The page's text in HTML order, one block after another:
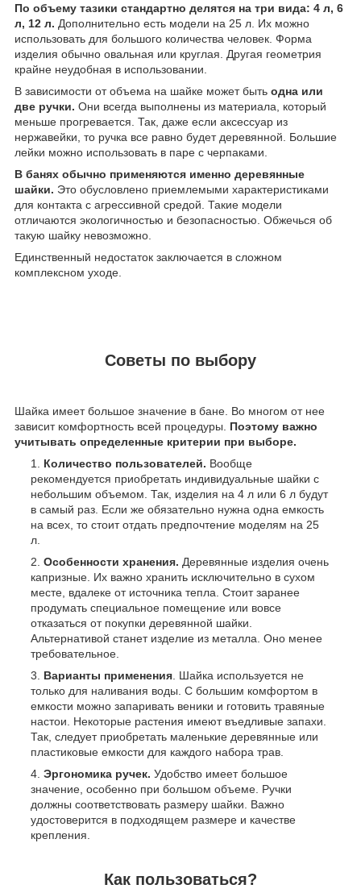
По объему тазики стандартно делятся на три вида: 4 л, 6
л, 12 л. Дополнительно есть модели на 25 л. Их можно
использовать для большого количества человек. Форма
изделия обычно овальная или круглая. Другая геометрия
крайне неудобная в использовании.
В зависимости от объема на шайке может быть одна или
две ручки. Они всегда выполнены из материала, который
меньше прогревается. Так, даже если аксессуар из
нержавейки, то ручка все равно будет деревянной. Большие
лейки можно использовать в паре с черпаками.
В банях обычно применяются именно деревянные
шайки. Это обусловлено приемлемыми характеристиками
для контакта с агрессивной средой. Такие модели
отличаются экологичностью и безопасностью. Обжечься об
такую шайку невозможно.
Единственный недостаток заключается в сложном
комплексном уходе.
Советы по выбору
Шайка имеет большое значение в бане. Во многом от нее
зависит комфортность всей процедуры.
Поэтому важно
учитывать определенные критерии при выборе.
Количество пользователей. Вообще
рекомендуется приобретать индивидуальные шайки с
небольшим объемом. Так, изделия на 4 л или 6 л будут
в самый раз. Если же обязательно нужна одна емкость
на всех, то стоит отдать предпочтение моделям на 25
л.
Особенности хранения. Деревянные изделия очень
капризные. Их важно хранить исключительно в сухом
месте, вдалеке от источника тепла. Стоит заранее
продумать специальное помещение или вовсе
отказаться от покупки деревянной шайки.
Альтернативой станет изделие из металла. Оно менее
требовательное.
Варианты применения . Шайка используется не
только для наливания воды. С большим комфортом в
емкости можно запаривать веники и готовить травяные
настои. Некоторые растения имеют въедливые запахи.
Так, следует приобретать маленькие деревянные или
пластиковые емкости для каждого набора трав.
Эргономика ручек. Удобство имеет большое
значение, особенно при большом объеме. Ручки
должны соответствовать размеру шайки. Важно
удостоверится в подходящем размере и качестве
крепления.
Как пользоваться?